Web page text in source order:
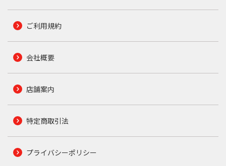
ご利用規約
会社概要
店舗案内
特定商取引法
プライバシーポリシー